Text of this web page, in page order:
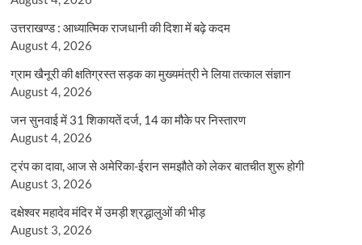
उत्तराखण्ड : आध्यात्मिक राजधानी की दिशा में बढ़े कदम
August 4, 2026
ग्राम खैनूरी की क्षतिग्रस्त सड़क का मुख्यमंत्री ने लिया तत्काल संज्ञान
August 4, 2026
जन सुनवाई में 31 शिकायतें दर्ज, 14 का मौके पर निस्तारण
August 4, 2026
ट्रंप का दावा, आज से अमेरिका-ईरान समझौते को लेकर बातचीत शुरू होगी
August 3, 2026
दक्षेश्वर महादेव मंदिर में उमड़ी श्रद्धालुओं की भीड़
August 3, 2026